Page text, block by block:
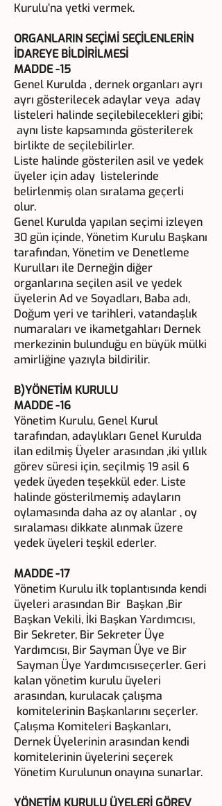
Kurulu’na yetki vermek.
ORGANLARIN SEÇİMİ SEÇİLENLERİN
İDAREYE BİLDİRİLMESİ
MADDE -15
Genel Kurulda , dernek organları ayrı
ayrı gösterilecek adaylar veya aday
listeleri halinde seçilebilecekleri gibi;
aynı liste kapsamında gösterilerek
birlikte de seçilebilirler.
Liste halinde gösterilen asil ve yedek
üyeler için aday listelerinde
belirlenmiş olan sıralama geçerli
olur.
Genel Kurulda yapılan seçimi izleyen
30 gün içinde, Yönetim Kurulu Başkanı
tarafından, Yönetim ve Denetleme
Kurulları ile Derneğin diğer
organlarına seçilen asil ve yedek
üyelerin Ad ve Soyadları, Baba adı,
Doğum yeri ve tarihleri, vatandaşlık
numaraları ve ikametgahları Dernek
merkezinin bulunduğu en büyük mülki
amirliğine yazıyla bildirilir.
B)YÖNETİM KURULU
MADDE -16
Yönetim Kurulu, Genel Kurul
tarafından, adaylıkları Genel Kurulda
ilan edilmiş Üyeler arasından ,iki yıllık
görev süresi için, seçilmiş 19 asil 6
yedek üyeden teşekkül eder. Liste
halinde gösterilmemiş adayların
oylamasında daha az oy alanlar , oy
sıralaması dikkate alınmak üzere
yedek üyeleri teşkil ederler.
MADDE -17
Yönetim Kurulu ilk toplantısında kendi
üyeleri arasından Bir Başkan ,Bir
Başkan Vekili, İki Başkan Yardımcısı,
Bir Sekreter, Bir Sekreter Üye
Yardımcısı, Bir Sayman Üye ve Bir
Sayman Üye Yardımcısıseçerler. Geri
kalan yönetim kurulu üyeleri
arasından, kurulacak çalışma
komitelerinin Başkanlarını seçerler.
Çalışma Komiteleri Başkanları,
Dernek Üyelerinin arasından kendi
komitelerinin üyelerini seçerek
Yönetim Kurulunun onayına sunarlar.
YÖNETİM KURULU ÜYELERİ GÖREV